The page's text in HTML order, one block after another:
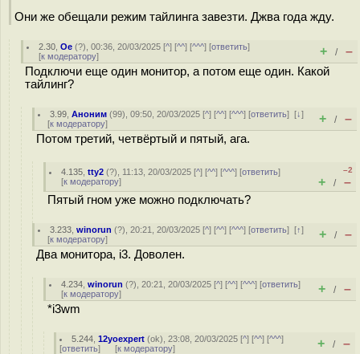
Они же обещали режим тайлинга завезти. Джва года жду.
2.30 ,Oe (?), 00:36, 20/03/2025 [^] [^^] [^^^] [ответить]
[к модератору] + / –
Подключи еще один монитор, а потом еще один. Какой
тайлинг?
3.99 ,Аноним (99), 09:50, 20/03/2025 [^] [^^] [^^^] [ответить][↓]
[к модератору] + / –
Потом третий, четвёртый и пятый, ага.
4.135 ,tty2 (?), 11:13, 20/03/2025 [^] [^^] [^^^] [ответить]
[к модератору]
–2
+ / –
Пятый гном уже можно подключать?
3.233 ,winorun (?), 20:21, 20/03/2025 [^] [^^] [^^^] [ответить][↑]
[к модератору] + / –
Два монитора, i3. Доволен.
4.234 ,winorun (?), 20:21, 20/03/2025 [^] [^^] [^^^] [ответить]
[к модератору] + / –
*i3wm
5.244 ,12yoexpert (ok), 23:08, 20/03/2025 [^] [^^] [^^^]
[ответить] [к модератору] + / –